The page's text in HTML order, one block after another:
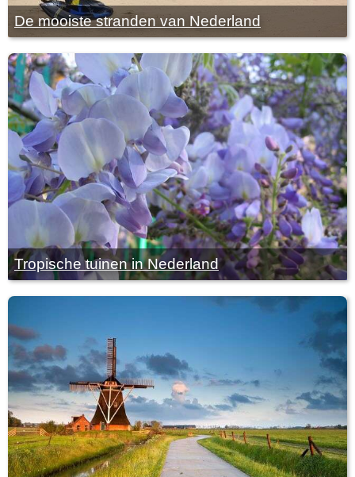
De mooiste stranden van Nederland
Tropische tuinen in Nederland